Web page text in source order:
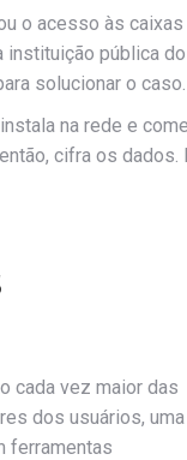
o acesso às
instituição pública do
solucionar o caso.
na rede e
cifra os dados.
cada vez maior das
dos usuários, uma
ferramentas